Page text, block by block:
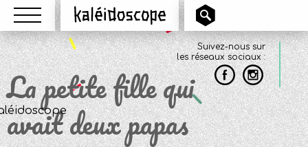
Menu Kaléidoscope
Suivez-nous sur
les réseaux sociaux :
La petite fille qui
avait deux papas